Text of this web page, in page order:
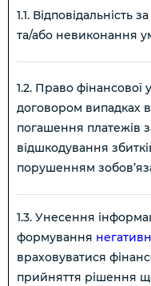
1.1. Відповідальність
та/або невиконання
1.2. Право
договором випадках
погашення платежів
відшкодування
порушенням
1.3. Унесення
формування
враховуватися
прийняття рішення